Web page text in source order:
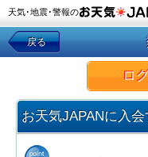
天気･地震･警報の
戻る
ロ
お天気JAPANに入